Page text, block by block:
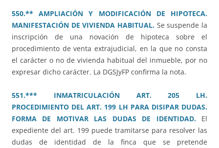
550.** AMPLIACIÓN Y MODIFICACIÓN DE HIPOTECA.
MANIFESTACIÓN DE VIVIENDA HABITUAL. Se suspende la
inscripción de una novación de hipoteca sobre el
procedimiento de venta extrajudicial, en la que no consta
el carácter o no de vivienda habitual del inmueble, por no
expresar dicho carácter. La DGSJyFP confirma la nota.
551.*** INMATRICULACIÓN ART. 205 LH.
PROCEDIMIENTO DEL ART. 199 LH PARA DISIPAR DUDAS.
FORMA DE MOTIVAR LAS DUDAS DE IDENTIDAD.El
expediente del art. 199 puede tramitarse para resolver las
dudas de identidad de la finca que se pretende